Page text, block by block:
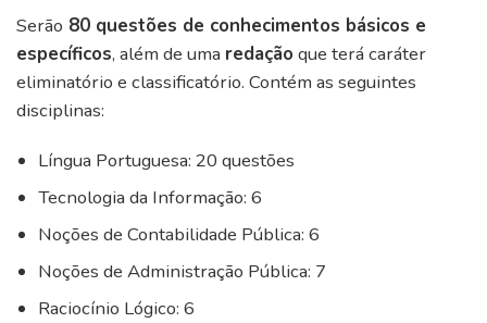
Serão 80 questões de conhecimentos básicos e
específicos, além de uma redação que terá caráter
eliminatório e classificatório. Contém as seguintes
disciplinas:
Língua Portuguesa: 20 questões
Tecnologia da Informação: 6
Noções de Contabilidade Pública: 6
Noções de Administração Pública: 7
Raciocínio Lógico: 6